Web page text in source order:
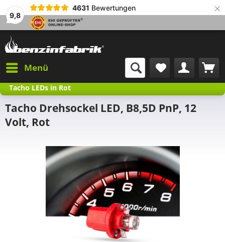
9,8
4631 Bewertungen ×
Menü
Tacho LEDs in Rot
Tacho Drehsockel LED, B8,5D PnP, 12
Volt, Rot